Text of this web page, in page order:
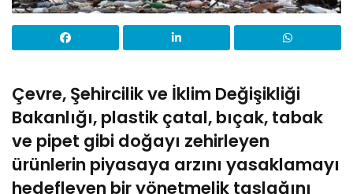
Çevre, Şehircilik ve İklim Değişikliği
Bakanlığı, plastik çatal, bıçak, tabak
ve pipet gibi doğayı zehirleyen
ürünlerin piyasaya arzını yasaklamayı
hedefleyen bir yönetmelik taslağını